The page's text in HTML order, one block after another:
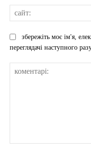
збережіть моє ім'я,
переглядачі наступного